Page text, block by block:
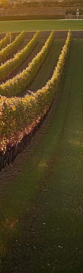
et d’une
:
avec
les
du fût de
et
bois.
et
ont en
dans
Bandol,
récoltés
bois,